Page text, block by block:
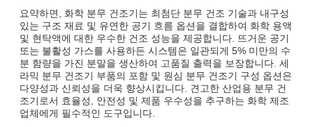
요약하면, 화학 분무 건조기는 최첨단 분무 건조 기술과 내구성
있는 구조 재료 및 유연한 공기 흐름 옵션을 결합하여 화학 용액
및 현탁액에 대한 우수한 건조 성능을 제공합니다. 뜨거운 공기
또는 불활성 가스를 사용하든 시스템은 일관되게 5% 미만의 수
분 함량을 가진 분말을 생산하여 고품질 출력을 보장합니다. 세
라믹 분무 건조기 부품의 포함 및 원심 분무 건조기 구성 옵션은
다양성과 신뢰성을 더욱 향상시킵니다. 견고한 산업용 분무 건
조기로서 효율성, 안전성 및 제품 우수성을 추구하는 화학 제조
업체에게 필수적인 도구입니다.